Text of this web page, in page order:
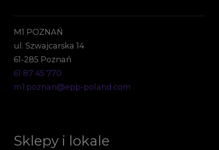
M1 POZNAŃ
ul. Szwajcarska 14
61-285 Poznań
61 87 45 770
m1.poznan@epp-poland.com
Sklepy i lokale